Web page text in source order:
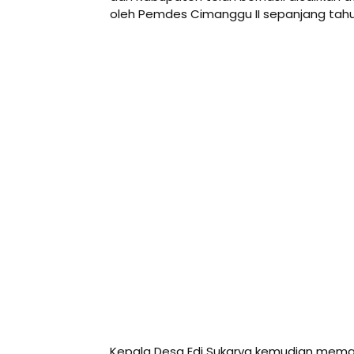
oleh Pemdes Cimanggu II sepanjang